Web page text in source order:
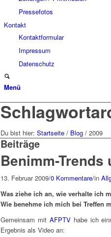
Pressefotos
Kontakt
Kontaktformular
Impressum
Datenschutz
Menü
Du bist hier: Startseite / Blog / 2009
Beiträge
Benimm-
13. Februar 2009/0 Kommentare/in
Was ziehe ich an, wie verhalte ich
Wie benehme ich mich bei Treffen
Gemeinsam mit AFPTV habe ich
Ergebnis als Video an: